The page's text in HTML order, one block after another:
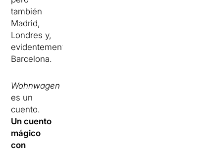
también
Madrid,
Londres y,
evidentemente,
Barcelona.
Wohnwagen
es un
cuento.
Un cuento
mágico
con